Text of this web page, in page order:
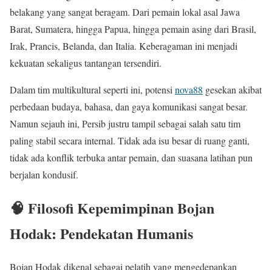
belakang yang sangat beragam. Dari pemain lokal asal Jawa
Barat, Sumatera, hingga Papua, hingga pemain asing dari Brasil,
Irak, Prancis, Belanda, dan Italia. Keberagaman ini menjadi
kekuatan sekaligus tantangan tersendiri.
Dalam tim multikultural seperti ini, potensi nova88 gesekan akibat
perbedaan budaya, bahasa, dan gaya komunikasi sangat besar.
Namun sejauh ini, Persib justru tampil sebagai salah satu tim
paling stabil secara internal. Tidak ada isu besar di ruang ganti,
tidak ada konflik terbuka antar pemain, dan suasana latihan pun
berjalan kondusif.
🧠 Filosofi Kepemimpinan Bojan
Hodak: Pendekatan Humanis
Bojan Hodak dikenal sebagai pelatih yang mengedepankan